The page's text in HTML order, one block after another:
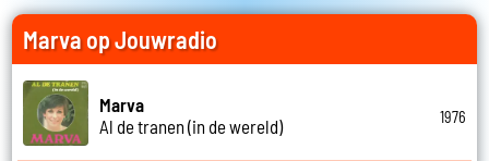
Marva op Jouwradio
Marva
Al de tranen (in de wereld)
1976